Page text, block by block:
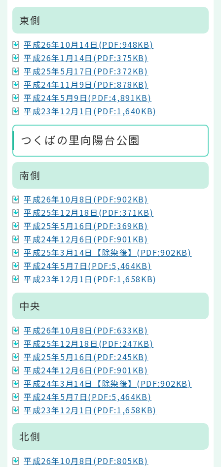
東側
平成26年10月14日(PDF:948KB)
平成26年1月14日(PDF:375KB)
平成25年5月17日(PDF:372KB)
平成24年11月9日(PDF:878KB)
平成24年5月9日(PDF:4,891KB)
平成23年12月1日(PDF:1,640KB)
つくばの里向陽台公園
南側
平成26年10月8日(PDF:902KB)
平成25年12月18日(PDF:371KB)
平成25年5月16日(PDF:369KB)
平成24年12月6日(PDF:901KB)
平成25年3月14日【除染後】(PDF:902KB)
平成24年5月7日(PDF:5,464KB)
平成23年12月1日(PDF:1,658KB)
中央
平成26年10月8日(PDF:633KB)
平成25年12月18日(PDF:247KB)
平成25年5月16日(PDF:245KB)
平成24年12月6日(PDF:901KB)
平成24年3月14日【除染後】(PDF:902KB)
平成24年5月7日(PDF:5,464KB)
平成23年12月1日(PDF:1,658KB)
北側
平成26年10月8日(PDF:805KB)